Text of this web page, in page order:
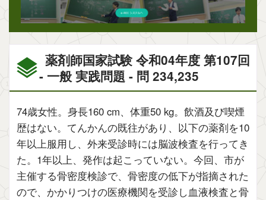
薬剤師国家試験 令和04年度 第107回
- 一般 実践問題 - 問 234,235
74歳女性。身長160 cm、体重50 kg。飲酒及び喫煙
歴はない。てんかんの既往があり、以下の薬剤を10
年以上服用し、外来受診時には脳波検査を行ってき
た。1年以上、発作は起こっていない。今回、市が
主催する骨密度検診で、骨密度の低下が指摘された
ので、かかりつけの医療機関を受診し血液検査と骨